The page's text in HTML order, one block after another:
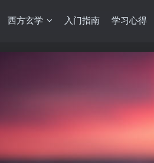
西方玄学 入门指南 学习心得